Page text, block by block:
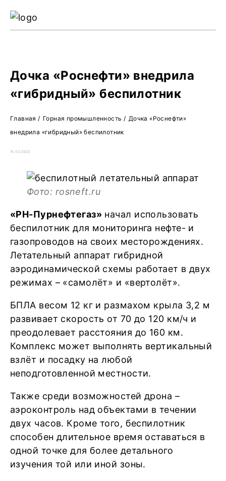
Дочка «Роснефти» внедрила
«гибридный» беспилотник
Главная / Горная промышленность / Дочка «Роснефти»
внедрила «гибридный» беспилотник
15.03.2020
Фото: rosneft.ru
«РН-Пурнефтегаз» начал использовать
беспилотник для мониторинга нефте- и
газопроводов на своих месторождениях.
Летательный аппарат гибридной
аэродинамической схемы работает в двух
режимах – «самолёт» и «вертолёт».
БПЛА весом 12 кг и размахом крыла 3,2 м
развивает скорость от 70 до 120 км/ч и
преодолевает расстояния до 160 км.
Комплекс может выполнять вертикальный
взлёт и посадку на любой
неподготовленной местности.
Также среди возможностей дрона –
аэроконтроль над объектами в течении
двух часов. Кроме того, беспилотник
способен длительное время оставаться в
одной точке для более детального
изучения той или иной зоны.